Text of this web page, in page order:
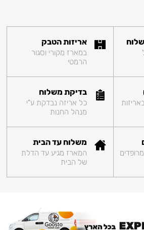
אריזות הטבק
במארז מקורי וסגור
הרמטי
בדיקת משלוח
כל אריזה נבדקת ע"י
מנהל החנות
משלוח עד הבית
המארז מגיע עד הדלת
של הבית